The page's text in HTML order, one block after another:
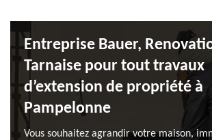
Entreprise Bauer,
Tarnaise pour tout travaux
d’extension de propriété à
Pampelonne
Vous souhaitez agrandir votre maison,